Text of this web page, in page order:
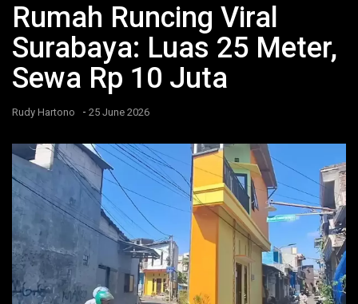
Rumah Runcing Viral
Surabaya: Luas 25 Meter,
Sewa Rp 10 Juta
Rudy Hartono - 25 June 2026